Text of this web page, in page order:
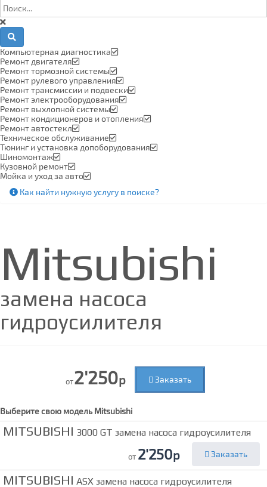
Компьютерная диагностика
Ремонт двигателя
Ремонт тормозной системы
Ремонт рулевого управления
Ремонт трансмиссии и подвески
Ремонт электрооборудования
Ремонт выхлопной системы
Ремонт кондиционеров и отопления
Ремонт автостекл
Техническое обслуживание
Тюнинг и установка допоборудования
Шиномонтаж
Кузовной ремонт
Мойка и уход за авто
Как найти нужную услугу в поиске?
Mitsubishi
замена насоса
гидроусилителя
от2'250р Заказать
Выберите свою модельMitsubishi
MITSUBISHI 3000 GT замена насоса гидроусилителя
от 2'250р Заказать
MITSUBISHI ASX замена насоса гидроусилителя